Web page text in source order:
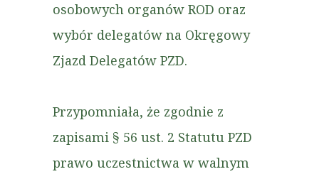
osobowych organów ROD oraz
wybór delegatów na Okręgowy
Zjazd Delegatów PZD.
Przypomniała, że zgodnie z
zapisami § 56 ust. 2 Statutu PZD
prawo uczestnictwa w walnym